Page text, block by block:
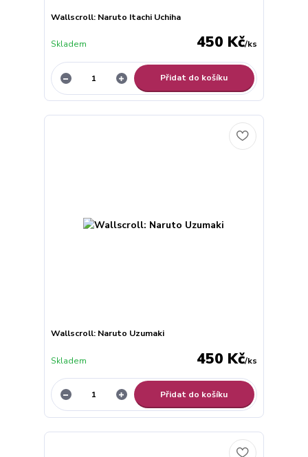
Wallscroll: Naruto Itachi Uchiha
450 Kč/ks
Skladem
Přidat do košíku
Wallscroll: Naruto Uzumaki
450 Kč/ks
Skladem
Přidat do košíku